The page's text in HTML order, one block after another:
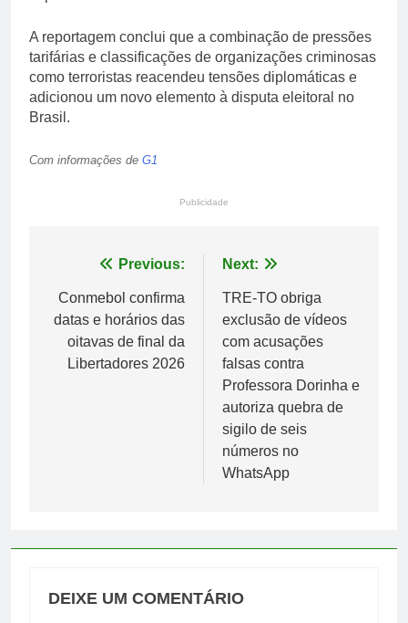
A reportagem conclui que a combinação de pressões
tarifárias e classificações de organizações criminosas
como terroristas reacendeu tensões diplomáticas e
adicionou um novo elemento à disputa eleitoral no
Brasil.
Com informações de G1
Publicidade
Navegação
de
Post
Previous:
Conmebol confirma
datas e horários das
oitavas de final da
Libertadores 2026
Next:
TRE-TO obriga
exclusão de vídeos
com acusações
falsas contra
Professora Dorinha e
autoriza quebra de
sigilo de seis
números no
WhatsApp
DEIXE UM COMENTÁRIO